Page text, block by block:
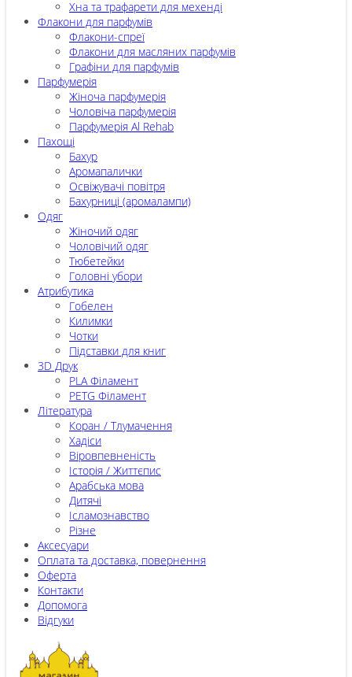
Хна та трафарети для мехенді
Флакони для парфумів
Флакони-спреї
Флакони для масляних парфумів
Графіни для парфумів
Парфумерія
Жіноча парфумерія
Чоловіча парфумерія
Парфумерія Al Rehab
Пахощі
Бахур
Аромапалички
Освіжувачі повітря
Бахурниці (аромалампи)
Одяг
Жіночий одяг
Чоловічий одяг
Тюбетейки
Головні убори
Атрибутика
Гобелен
Килимки
Чотки
Підставки для книг
3D Друк
PLA Філамент
PETG Філамент
Література
Коран / Тлумачення
Хадіси
Віровпевненість
Історія / Життєпис
Арабська мова
Дитячі
Ісламознавство
Різне
Аксесуари
Оплата та доставка, повернення
Оферта
Контакти
Допомога
Відгуки